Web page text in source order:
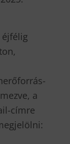
éjfélig
a
címre